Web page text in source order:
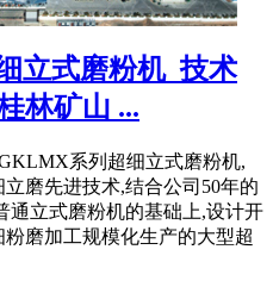
立式磨粉机_技术
林矿山 ...
系列超细立式磨粉机,
磨先进技术,结合公司50年的
通立式磨粉机的基础上,设计开
磨加工规模化生产的大型超